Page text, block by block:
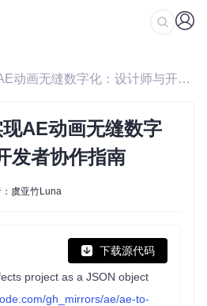
/ 5大核心优势实现AE动画无缝数字化：设计师与开发者协作指南
AE动画无缝数字
发者协作指南
虞亚竹Luna
下载源代码
project as a JSON object
gh_mirrors/ae/ae-to-